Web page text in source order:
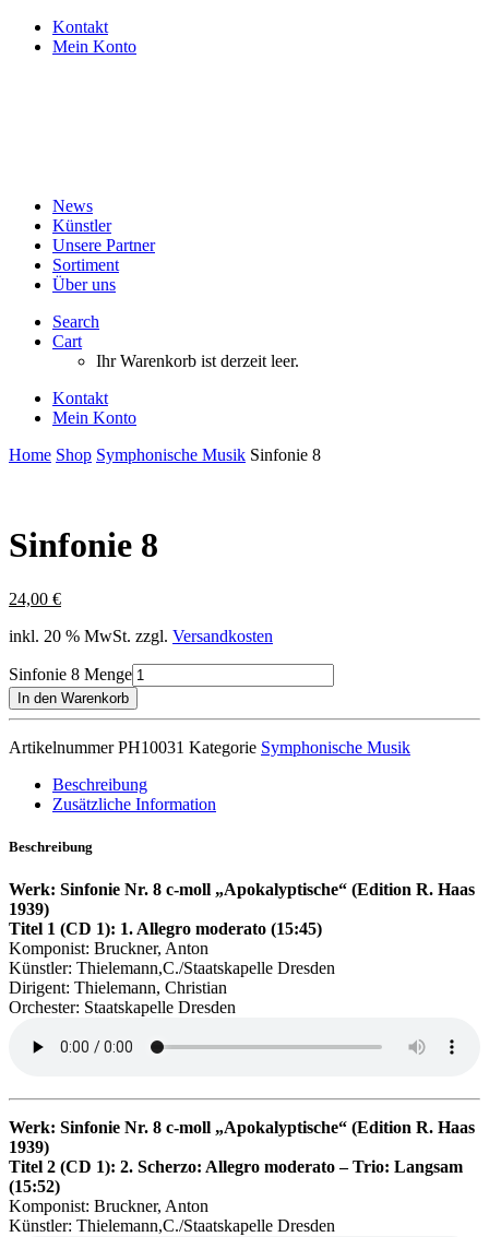
Kontakt
Mein Konto
News
Künstler
Unsere Partner
Sortiment
Über uns
Search
Cart
Ihr Warenkorb ist derzeit leer.
Kontakt
Mein Konto
Home Shop Symphonische Musik Sinfonie 8
Sinfonie 8
24,00 €
inkl. 20 % MwSt. zzgl. Versandkosten
Sinfonie 8 Menge
In den Warenkorb
Artikelnummer PH10031 Kategorie Symphonische Musik
Beschreibung
Zusätzliche Information
Beschreibung
Werk: Sinfonie Nr. 8 c-moll „Apokalyptische“ (Edition R. Haas
1939)
Titel 1 (CD 1): 1. Allegro moderato (15:45)
Komponist: Bruckner, Anton
Künstler: Thielemann,C./Staatskapelle Dresden
Dirigent: Thielemann, Christian
Orchester: Staatskapelle Dresden
Werk: Sinfonie Nr. 8 c-moll „Apokalyptische“ (Edition R. Haas
1939)
Titel 2 (CD 1): 2. Scherzo: Allegro moderato – Trio: Langsam
(15:52)
Komponist: Bruckner, Anton
Künstler: Thielemann,C./Staatskapelle Dresden